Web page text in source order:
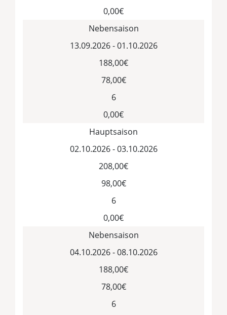
0,00€
Nebensaison
13.09.2026 - 01.10.2026
188,00€
78,00€
6
0,00€
Hauptsaison
02.10.2026 - 03.10.2026
208,00€
98,00€
6
0,00€
Nebensaison
04.10.2026 - 08.10.2026
188,00€
78,00€
6